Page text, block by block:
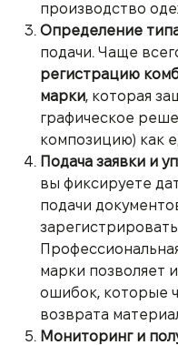
производство
Определение
подачи. Чаще
регистрацию
марки, которая
графическое
композицию) как
Подача заявки и
вы фиксируете
подачи
марки позволяет
ошибок, которые
возврата
Мониторинг и